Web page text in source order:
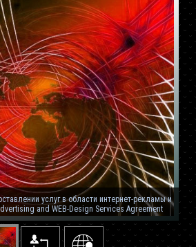
услуг в области интернет-рекламы и
and WEB-Design Services Agreement